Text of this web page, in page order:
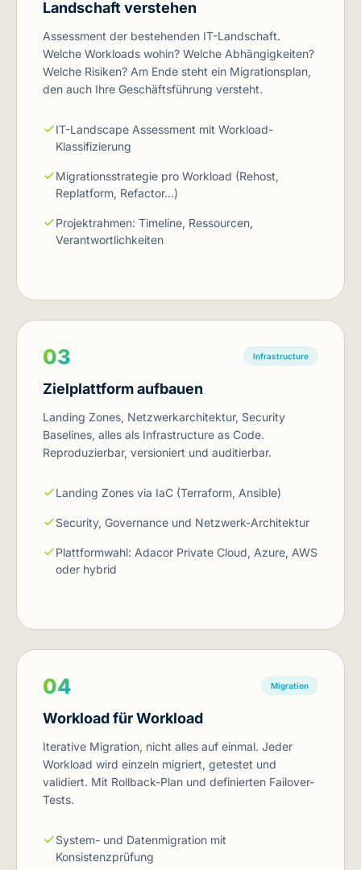
Landschaft verstehen
Assessment der bestehenden IT-Landschaft.
Welche Workloads wohin? Welche Abhängigkeiten?
Welche Risiken? Am Ende steht ein Migrationsplan,
den auch Ihre Geschäftsführung versteht.
IT-Landscape Assessment mit Workload-
Klassifizierung
Migrationsstrategie pro Workload (Rehost,
Replatform, Refactor…)
Projektrahmen: Timeline, Ressourcen,
Verantwortlichkeiten
03 Infrastructure
Zielplattform aufbauen
Landing Zones, Netzwerkarchitektur, Security
Baselines, alles als Infrastructure as Code.
Reproduzierbar, versioniert und auditierbar.
Landing Zones via IaC (Terraform, Ansible)
Security, Governance und Netzwerk-Architektur
Plattformwahl: Adacor Private Cloud, Azure, AWS
oder hybrid
04 Migration
Workload für Workload
Iterative Migration, nicht alles auf einmal. Jeder
Workload wird einzeln migriert, getestet und
validiert. Mit Rollback-Plan und definierten Failover-
Tests.
System- und Datenmigration mit
Konsistenzprüfung